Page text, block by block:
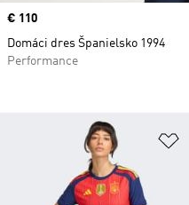
Price
€ 110
Domáci dres Španielsko 1994
Performance